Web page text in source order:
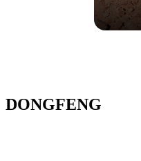
DONGFENG